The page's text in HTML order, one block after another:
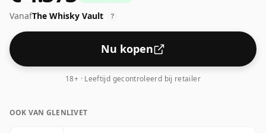
blended Scotch, hoewel veel single malts-whisky's
tegenwoordig op hogere sterktes worden gebotteld.
De flesgrootte is 75cl.
VanafThe Whisky Vault ?
Nu kopen
18+ · Leeftijd gecontroleerd bij retailer
OOK VAN GLENLIVET